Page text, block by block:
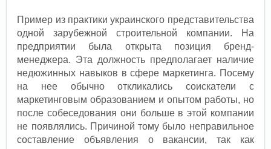
Пример из практики украинского представительства
одной зарубежной строительной компании. На
предприятии была открыта позиция бренд-
менеджера. Эта должность предполагает наличие
недюжинных навыков в сфере маркетинга. Посему
на нее обычно откликались соискатели с
маркетинговым образованием и опытом работы, но
после собеседования они больше в этой компании
не появлялись. Причиной тому было неправильное
составление объявления о вакансии, так как